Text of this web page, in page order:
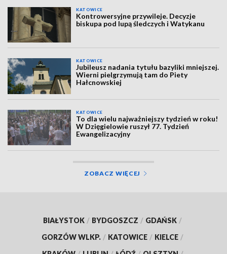
KATOWICE
Kontrowersyjne przywileje. Decyzje
biskupa pod lupą śledczych i Watykanu
KATOWICE
Jubileusz nadania tytułu bazyliki mniejszej.
Wierni pielgrzymują tam do Piety
Hałcnowskiej
KATOWICE
To dla wielu najważniejszy tydzień w roku!
W Dzięgielowie ruszył 77. Tydzień
Ewangelizacyjny
ZOBACZ WIĘCEJ
BIAŁYSTOK / BYDGOSZCZ / GDAŃSK /
GORZÓW WLKP. / KATOWICE / KIELCE /